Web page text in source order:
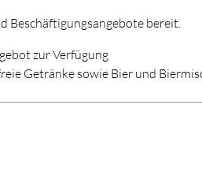
Beschäftigungsangebote bereit.
zur Verfügung
Getränke sowie Bier und